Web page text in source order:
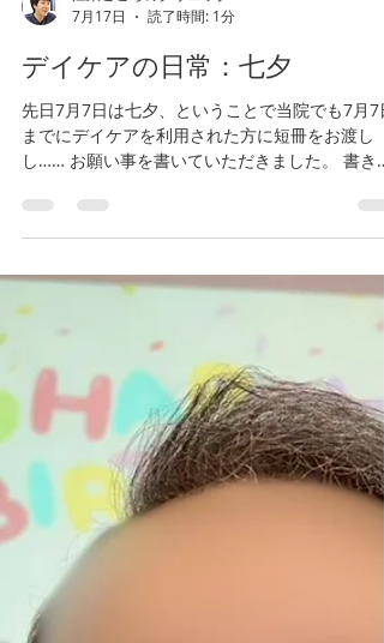
7月17日
先日7月7日は七夕、ということで当院でも7月7日
し…… お願い事を書いていただきました。 書き終
わった方から作業療法士が制作した笹に飾らせて
いただきました！ 多くのご利用者様に書いていた
だき、笹がずっしりと重くなりました。